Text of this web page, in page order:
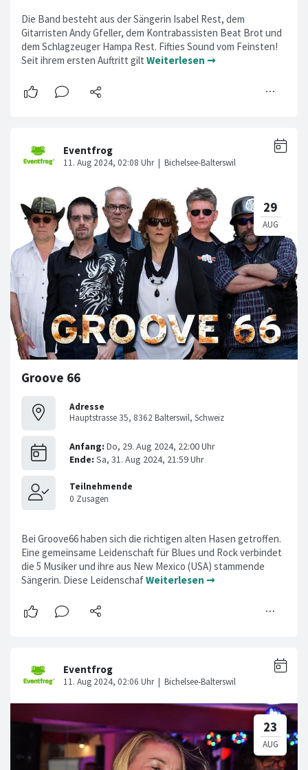
Die Band besteht aus der Sängerin Isabel Rest, dem
Gitarristen Andy Gfeller, dem Kontrabassisten Beat Brot und
dem Schlagzeuger Hampa Rest. Fifties Sound vom Feinsten!
Seit ihrem ersten Auftritt gilt Weiterlesen ➞
Groove 66
Adresse
Hauptstrasse 35, 8362 Balterswil, Schweiz
Bei Groove66 haben sich die richtigen alten Hasen getroffen.
Eine gemeinsame Leidenschaft für Blues und Rock verbindet
die 5 Musiker und ihre aus New Mexico (USA) stammende
Sängerin. Diese LeidenschafWeiterlesen ➞